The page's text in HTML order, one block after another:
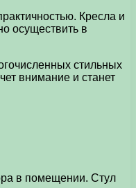
Кресла и
осуществить в
стильных
внимание и станет
в помещении. Стул